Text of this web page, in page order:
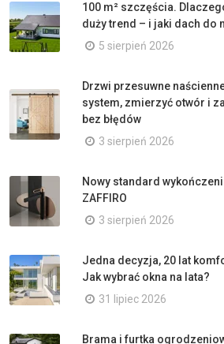
100 m² szczęścia.
duży trend – i jaki dach do
5 sierpień 2026
Drzwi przesuwne
system, zmierzyć otwór i
bez błędów
3 sierpień 2026
Nowy standard
ZAFFIRO
3 sierpień 2026
Jedna decyzja, 20 lat
Jak wybrać okna na lata?
31 lipiec 2026
Brama i furtka